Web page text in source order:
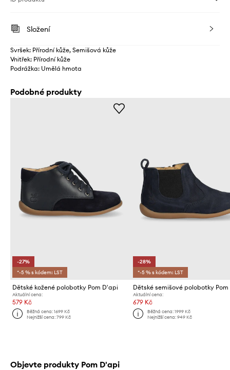
Složení
Svršek: Přírodní kůže, Semišová kůže
Vnitřek: Přírodní kůže
Podrážka: Umělá hmota
Podobné produkty
-27%
*-5 % s kódem: LST
Dětské kožené polobotky Pom D'api
Aktuální cena:
579 Kč
Běžná cena:1699 Kč
Nejnižší cena:799 Kč
-28%
*-5 % s kódem: LST
Dětské semišové polobotky
Aktuální cena:
679 Kč
Běžná cena: 1999 Kč
Nejnižší cena: 949 Kč
Objevte produkty Pom D'api